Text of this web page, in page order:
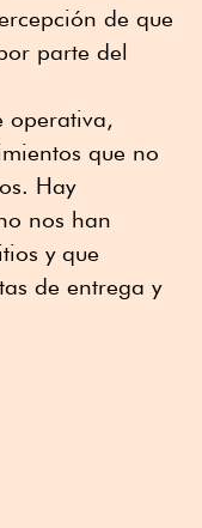
de que
parte del
operativa,
que no
Hay
nos han
y que
de entrega y